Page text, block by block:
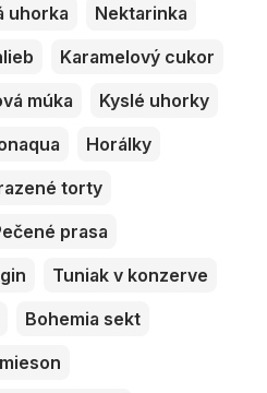
uhorka
Nektarinka
Karamelový cukor
múka
Kyslé uhorky
Horálky
torty
prasa
Tuniak v konzerve
Bohemia sekt